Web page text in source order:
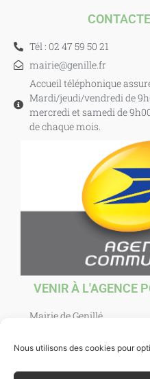
Nous utilisons des cookies pour
Tél : 02 47 59 50 21
mairie@genille.fr
Accueil téléphonique
Mardi/jeudi/vendredi de
mercredi et samedi de
de chaque mois.
VENIR À L'AGENCE
Mairie de Genillé
37460 Genillé